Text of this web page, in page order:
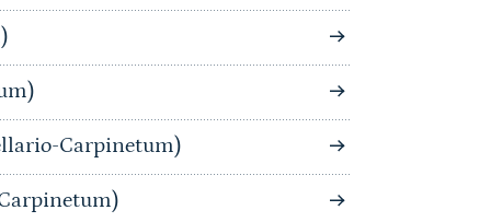
Carpinetum)